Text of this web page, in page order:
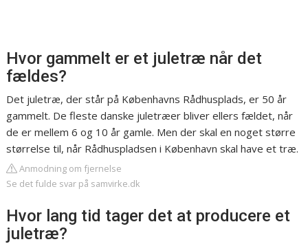
Hvor gammelt er et juletræ når det
fældes?
Det juletræ, der står på Københavns Rådhusplads, er 50 år
gammelt. De fleste danske juletræer bliver ellers fældet, når
de er mellem 6 og 10 år gamle. Men der skal en noget større
størrelse til, når Rådhuspladsen i København skal have et træ.
Anmodning om fjernelse
Se det fulde svar på samvirke.dk
Hvor lang tid tager det at producere et
juletræ?